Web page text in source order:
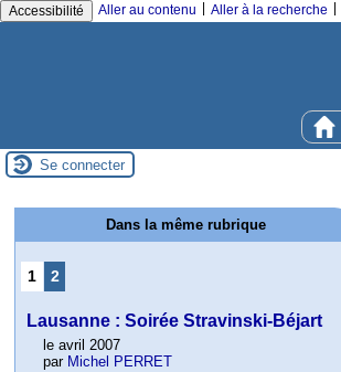
Accessibilité Aller au contenu Aller à la recherche
Se connecter
Dans la même rubrique
1 2
Lausanne : Soirée Stravinski-Béjart
le avril 2007
par Michel PERRET